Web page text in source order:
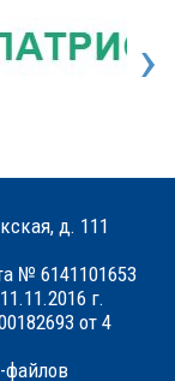
›
д. 111
№ 6141101653
г.
от 4
файлов